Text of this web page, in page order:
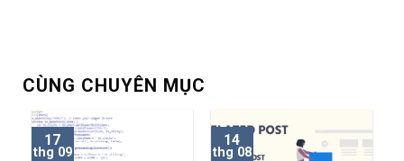
CÙNG CHUYÊN MỤC
17
thg 09
14
thg 08